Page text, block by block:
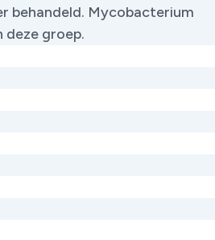
behandeld. Mycobacterium
deze groep.